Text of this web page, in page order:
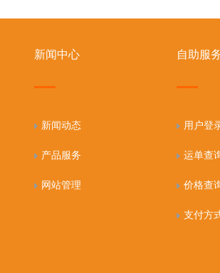
新闻中心 自助服务